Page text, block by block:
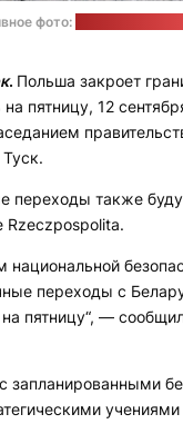
фото:
. Польша закроет
пятницу, 12
переходы также
Rzeczpospolita.
национальной
переходы с
на пятницу“, —
запланированными
учениями